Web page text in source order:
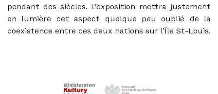
pendant des siècles. L’exposition mettra justement
en lumière cet aspect quelque peu oublié de la
coexistence entre ces deux nations sur l’Île St-Louis.